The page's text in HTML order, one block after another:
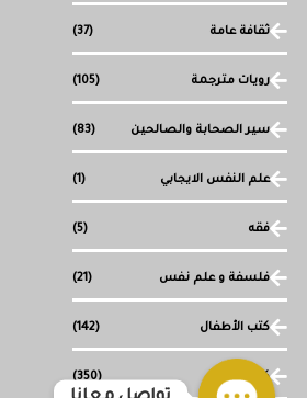
ثقافة عامة (37)
رويات مترجمة (105)
سير الصحابة والصالحين (83)
علم النفس الايجابي (1)
فقه (5)
فلسفة و علم نفس (21)
كتب الأطفال (142)
كتب دينية (350)